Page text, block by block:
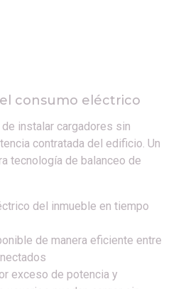
consumo eléctrico
instalar cargadores sin
contratada del edificio. Un
tecnología de balanceo de
del inmueble en tiempo
de manera eficiente entre
exceso de potencia y